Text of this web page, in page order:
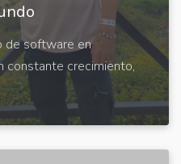
de software en
constante crecimiento,